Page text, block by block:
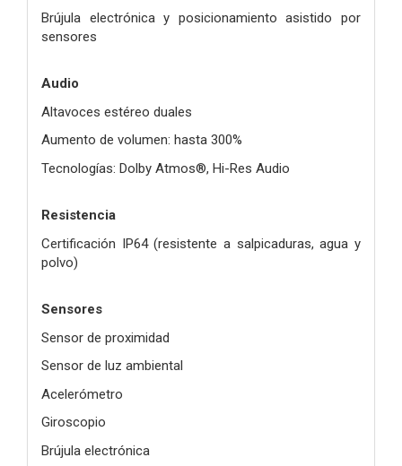
Brújula electrónica y posicionamiento asistido por
sensores
Audio
Altavoces estéreo duales
Aumento de volumen: hasta 300%
Tecnologías: Dolby Atmos®, Hi-Res Audio
Resistencia
Certificación IP64 (resistente a salpicaduras, agua y
polvo)
Sensores
Sensor de proximidad
Sensor de luz ambiental
Acelerómetro
Giroscopio
Brújula electrónica